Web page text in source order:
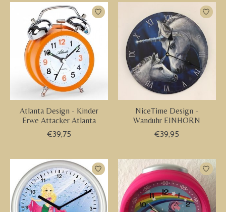
Atlanta Design - Kinder
Erwe Attacker Atlanta
€39,75
NiceTime Design -
Wanduhr EINHORN
€39,95